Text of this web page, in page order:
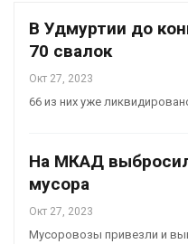
В Удмуртии до
70 свалок
Окт 27, 2023
66 из них уже
На МКАД
мусора
Окт 27, 2023
Мусоровозы привезли и